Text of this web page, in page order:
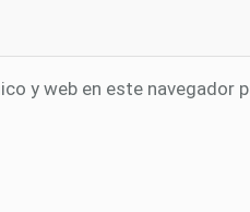
y web en este navegador